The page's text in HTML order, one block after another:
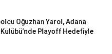
Oğuzhan Yarol, Adana
Playoff Hedefiyle